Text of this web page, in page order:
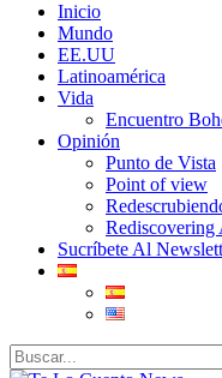
Inicio
Mundo
EE.UU
Latinoamérica
Vida
Encuentro
Opinión
Punto de Vista
Point of view
Rediscovering
Sucríbete Al